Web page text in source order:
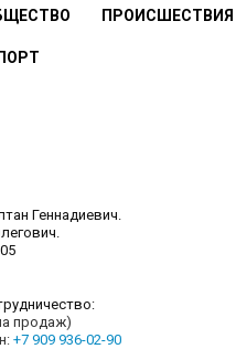
ПРОИСШЕСТВИЯ
Геннадиевич.
продаж)
+7 909 936-02-90